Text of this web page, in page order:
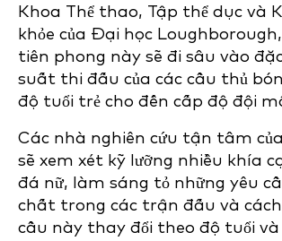
Khoa Thể thao, Tập thể dục và
khỏe của Đại học
tiên phong này sẽ đi sâu vào
suất thi đấu của các cầu thủ
độ tuổi trẻ cho đến cấp độ đội
Các nhà nghiên cứu tận tâm
sẽ xem xét kỹ lưỡng nhiều khía
đá nữ, làm sáng tỏ những yêu
chất trong các trận đấu và
cầu này thay đổi theo độ tuổi